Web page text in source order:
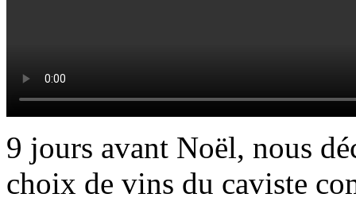
9 jours avant Noël, nous
choix de vins du caviste